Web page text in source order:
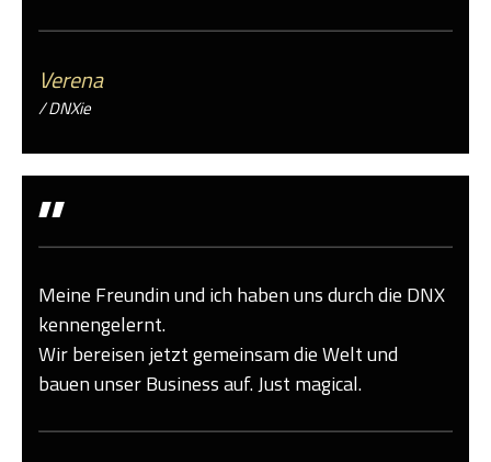
Verena
/ DNXie
"
Meine Freundin und ich haben uns durch die DNX
kennengelernt.
Wir bereisen jetzt gemeinsam die Welt und
bauen unser Business auf. Just magical.